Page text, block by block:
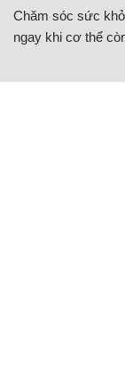
Chăm sóc sức
ngay khi cơ thể